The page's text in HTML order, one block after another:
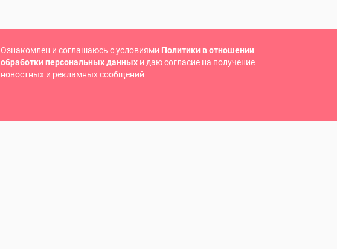
Ознакомлен и соглашаюсь с условиями Политики в отношении
обработки персональных данных и даю согласие на получение
новостных и рекламных сообщений